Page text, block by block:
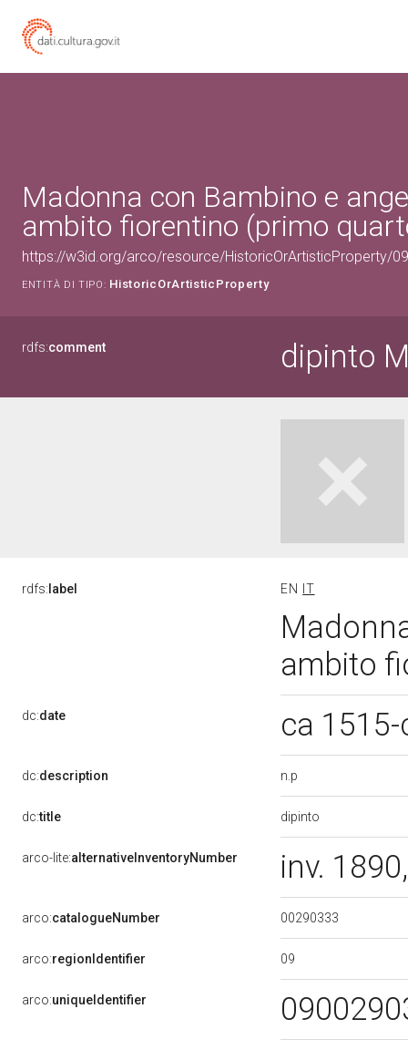
Madonna con Bambino e
ambito fiorentino (primo
https://w3id.org/arco/resource/HistoricOrArtisticProperty/
ENTITÀ DI TIPO: HistoricOrArtisticProperty
rdfs:comment dipinto
rdfs: label EN IT
ambito
dc:date ca
dc:description n.p
dc:title dipinto
arco-lite:alternativeInventoryNumber inv.
arco:catalogueNumber 00290333
arco:regionIdentifier 09
arco:uniqueIdentifier